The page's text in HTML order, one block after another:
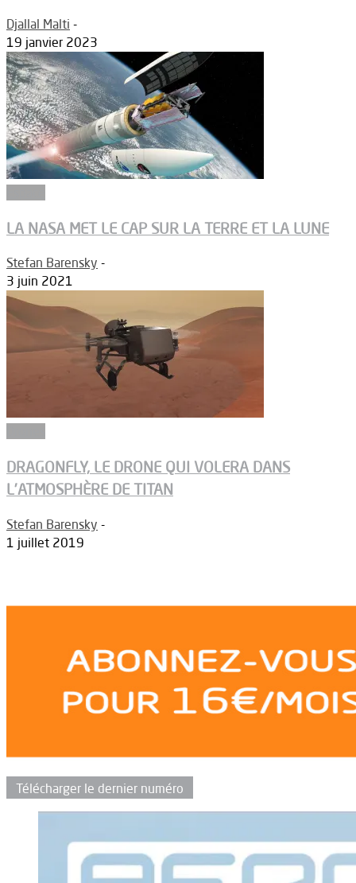
Djallal Malti -
19 janvier 2023
LA NASA MET LE CAP SUR LA TERRE ET LA LUNE
Stefan Barensky -
3 juin 2021
DRAGONFLY, LE DRONE QUI VOLERA DANS
L’ATMOSPHÈRE DE TITAN
Stefan Barensky -
1 juillet 2019
Télécharger le dernier numéro